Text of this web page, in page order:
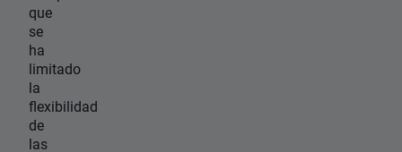
que
se
ha
limitado
la
flexibilidad
de
las